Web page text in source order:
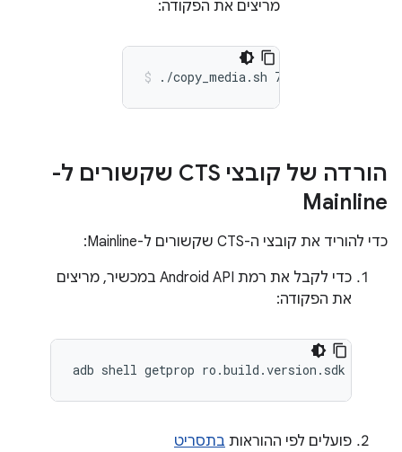
מריצים את הפקודה:
./copy_media.sh 720x480
הורדה של קובצי CTS שקשורים ל-
Mainline
כדי להוריד את קובצי ה-CTS שקשורים ל-Mainline:
כדי לקבל את רמת Android API במכשיר, מריצים
את הפקודה:
פועלים לפי ההוראות בתסריט